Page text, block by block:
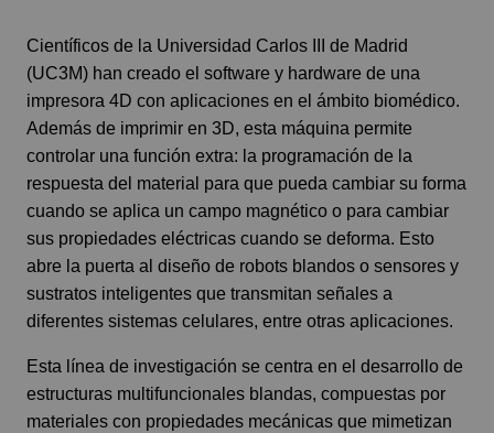
Científicos de la Universidad Carlos III de Madrid
(UC3M) han creado el software y hardware de una
impresora 4D con aplicaciones en el ámbito biomédico.
Además de imprimir en 3D, esta máquina permite
controlar una función extra: la programación de la
respuesta del material para que pueda cambiar su forma
cuando se aplica un campo magnético o para cambiar
sus propiedades eléctricas cuando se deforma. Esto
abre la puerta al diseño de robots blandos o sensores y
sustratos inteligentes que transmitan señales a
diferentes sistemas celulares, entre otras aplicaciones.
Esta línea de investigación se centra en el desarrollo de
estructuras multifuncionales blandas, compuestas por
materiales con propiedades mecánicas que mimetizan